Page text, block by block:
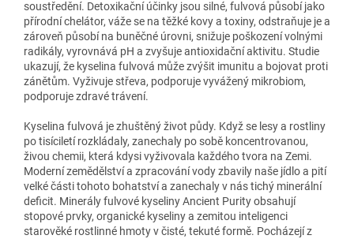
soustředění. Detoxikační účinky jsou silné, fulvová působí jako
přírodní chelátor, váže se na těžké kovy a toxiny, odstraňuje je a
zároveň působí na buněčné úrovni, snižuje poškození volnými
radikály, vyrovnává pH a zvyšuje antioxidační aktivitu. Studie
ukazují, že kyselina fulvová může zvýšit imunitu a bojovat proti
zánětům. Vyživuje střeva, podporuje vyvážený mikrobiom,
podporuje zdravé trávení.
Kyselina fulvová je zhuštěný život půdy. Když se lesy a rostliny
po tisíciletí rozkládaly, zanechaly po sobě koncentrovanou,
živou chemii, která kdysi vyživovala každého tvora na Zemi.
Moderní zemědělství a zpracování vody zbavily naše jídlo a pití
velké části tohoto bohatství a zanechaly v nás tichý minerální
deficit. Minerály fulvové kyseliny Ancient Purity obsahují
stopové prvky, organické kyseliny a zemitou inteligenci
starověké rostlinné hmoty v čisté, tekuté formě. Pocházejí z